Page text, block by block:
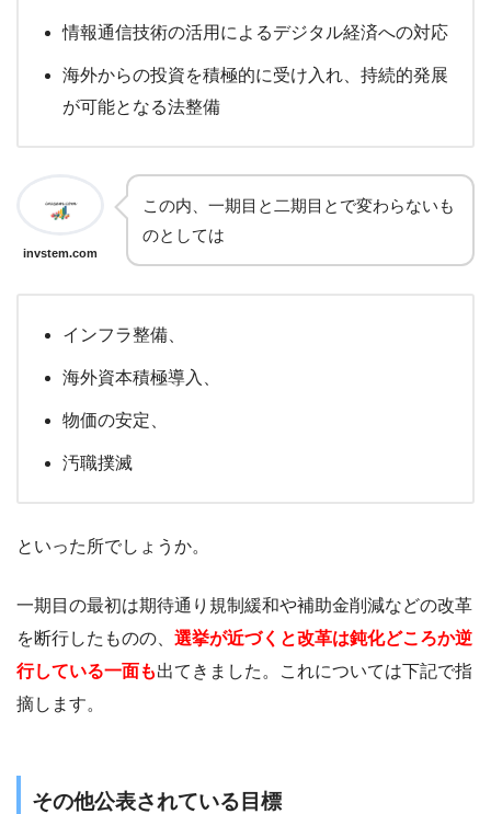
情報通信技術の活用によるデジタル経済への対応
海外からの投資を積極的に受け入れ、持続的発展
が可能となる法整備
invstem.com
この内、一期目と二期目とで変わらないも
のとしては
インフラ整備、
海外資本積極導入、
物価の安定、
汚職撲滅
といった所でしょうか。
一期目の最初は期待通り規制緩和や補助金削減などの改革
を断行したものの、 選挙が近づくと改革は鈍化どころか逆
行している一面も出てきました。これについては下記で指
摘します。
その他公表されている目標